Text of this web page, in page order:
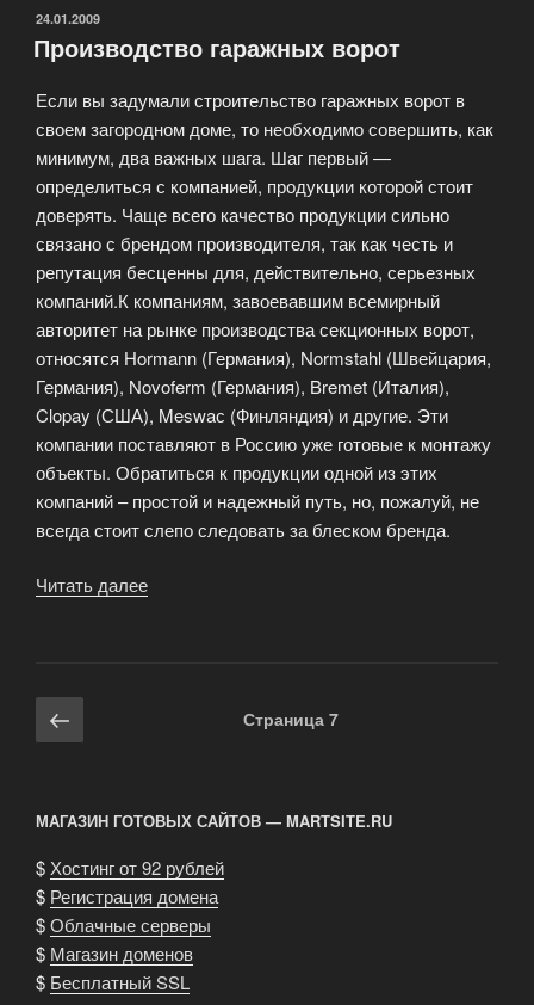
ворота?»
ОПУБЛИКОВАНО
24.01.2009
Производство гаражных ворот
Если вы задумали строительство гаражных ворот в
своем загородном доме, то необходимо совершить, как
минимум, два важных шага. Шаг первый —
определиться с компанией, продукции которой стоит
доверять. Чаще всего качество продукции сильно
связано с брендом производителя, так как честь и
репутация бесценны для, действительно, серьезных
компаний.К компаниям, завоевавшим всемирный
авторитет на рынке производства секционных ворот,
относятся Hormann (Германия), Normstahl (Швейцария,
Германия), Novoferm (Германия), Bremet (Италия),
Clopay (США), Meswaс (Финляндия) и другие. Эти
компании поставляют в Россию уже готовые к монтажу
объекты. Обратиться к продукции одной из этих
компаний – простой и надежный путь, но, пожалуй, не
всегда стоит слепо следовать за блеском бренда.
Читать далее
Навигация
по
Предыдущая
страница
Страница 7
МАГАЗИН ГОТОВЫХ САЙТОВ — MARTSITE.RU
$ Хостинг от 92 рублей
$ Регистрация домена
$Облачные серверы
$ Магазин доменов
$ Бесплатный SSL